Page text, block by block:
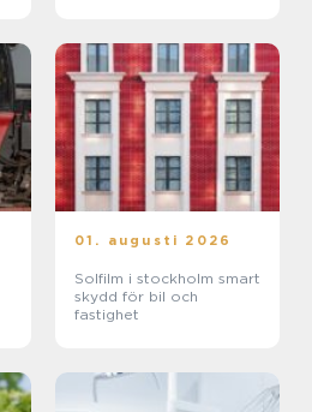
01. augusti 2026
Solfilm i stockholm smart
skydd för bil och
fastighet